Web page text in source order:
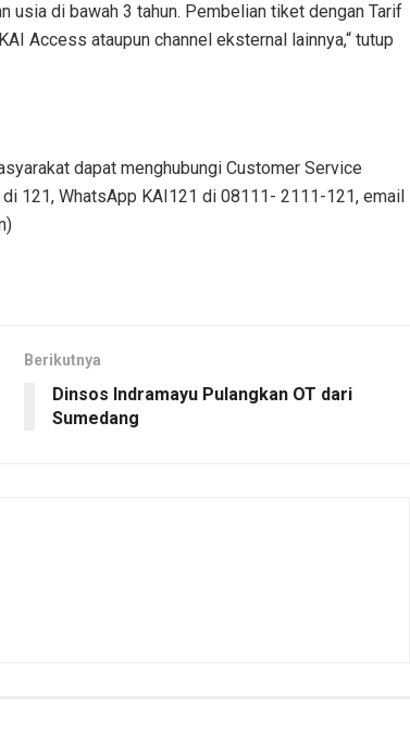
usia di bawah 3 tahun. Pembelian tiket dengan Tarif
Access ataupun channel eksternal lainnya,“ tutup
dapat menghubungi Customer Service
121, WhatsApp KAI121 di 08111- 2111-121, email
Berikutnya
Dinsos Indramayu Pulangkan OT dari
Sumedang